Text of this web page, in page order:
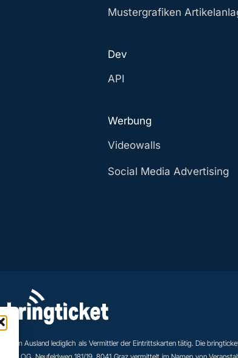
Mustergrafiken
Dev
API
Werbung
Videowalls
Social Media Advertising
im Ausland lediglich als Vermittler der Eintrittskarten tätig. Die